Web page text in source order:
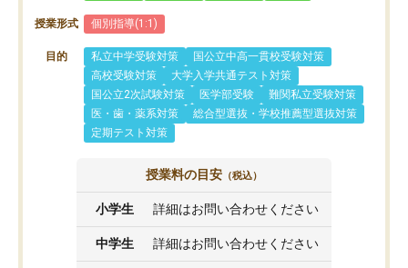
授業形式 個別指導(1:1)
目的 私立中学受験対策
国公立中高一貫校受験対策
高校受験対策
大学入学共通テスト対策
国公立2次試験対策
医学部受験
難関私立受験対策
医・歯・薬系対策
総合型選抜・学校推薦型選抜対策
定期テスト対策
授業料の目安 （税込）
小学生 詳細はお問い合わせください
中学生 詳細はお問い合わせください